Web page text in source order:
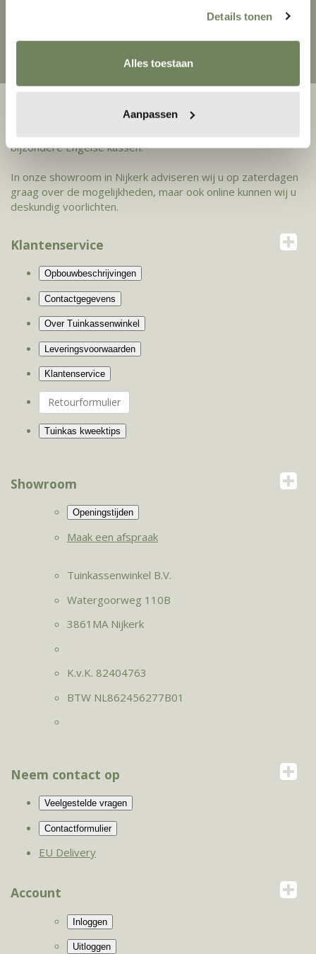
Details tonen
Alles toestaan
Aanpassen
EIGEN BEZORGDIENST
tot in de achtertuin
bijzondere Engelse kassen.
In onze showroom in Nijkerk adviseren wij u op zaterdagen
graag over de mogelijkheden, maar ook online kunnen wij u
deskundig voorlichten.
Klantenservice
Retourformulier
Showroom
Maak een afspraak
Tuinkassenwinkel B.V.
Watergoorweg 110B
3861MA Nijkerk
K.v.K. 82404763
BTW NL862456277B01
Neem contact op
EU Delivery
Account